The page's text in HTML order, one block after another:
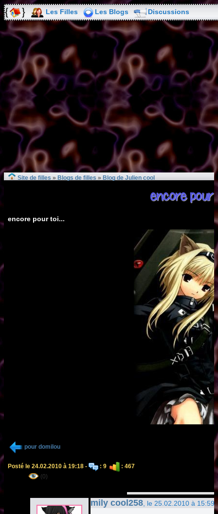
Les Filles Les Blogs Discussions
Site de filles » Blogs de filles » Blog de Julien cool
encore pour
encore pour toi...
pour domilou
Posté le 24.02.2010 à 19:18 - : 9
: 467
(0)
mily cool258 , le 25.02.2010 à 15:59